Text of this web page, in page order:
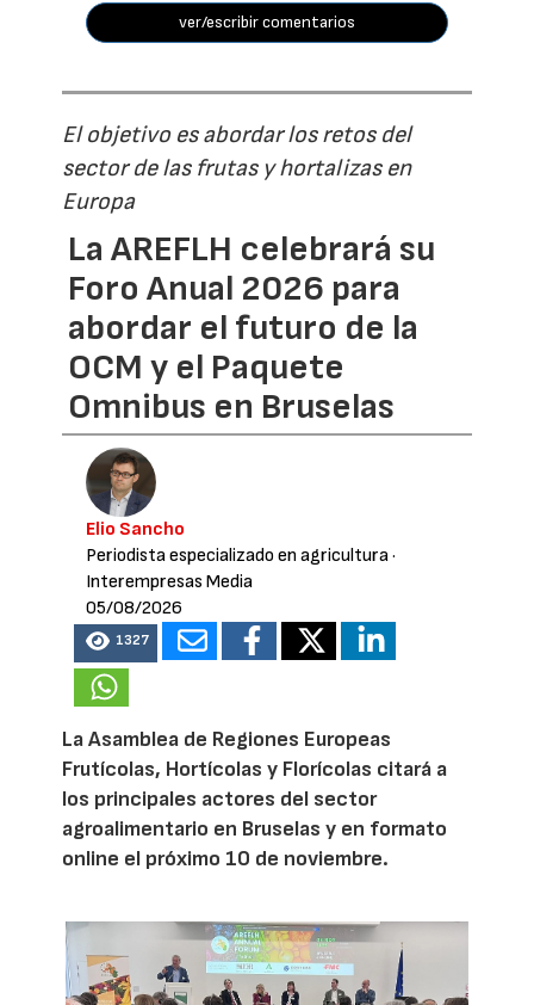
ver/escribir comentarios
El objetivo es abordar los retos del
sector de las frutas y hortalizas en
Europa
La AREFLH celebrará su
Foro Anual 2026 para
abordar el futuro de la
OCM y el Paquete
Omnibus en Bruselas
Elio Sancho
Periodista especializado en agricultura·
Interempresas Media
05/08/2026
1327
La Asamblea de Regiones Europeas
Frutícolas, Hortícolas y Florícolas citará a
los principales actores del sector
agroalimentario en Bruselas y en formato
online el próximo 10 de noviembre.